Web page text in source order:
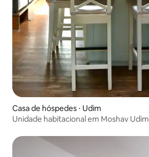
Casa de hóspedes ⋅ Udim
Unidade habitacional em Moshav Udim